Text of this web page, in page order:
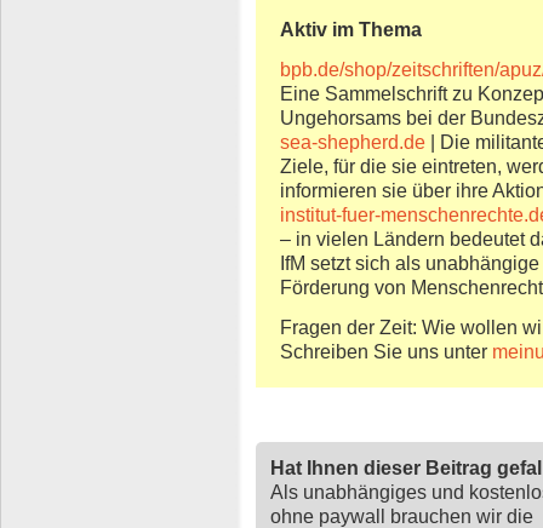
Aktiv im Thema
bpb.de/shop/zeitschriften/
Eine Sammelschrift zu
Ungehorsams bei der
sea-shepherd.de | Die
Ziele, für die sie eintreten,
informieren sie über ihre
institut-fuer-
– in vielen Ländern bedeutet
IfM setzt sich als
Förderung von
Fragen der Zeit: Wie wollen
Schreiben Sie uns unter
Hat Ihnen dieser Beitrag
Als unabhängiges und
ohne paywall brauchen wir die